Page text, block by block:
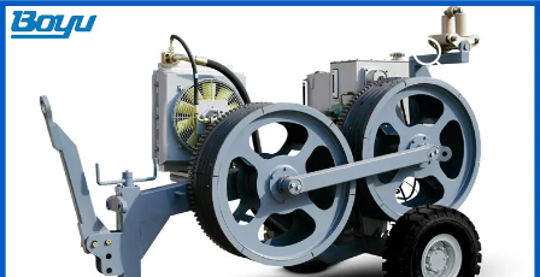
TRANG
CHỦ
2026
Yixing
Co.,LTD.
Reserved.